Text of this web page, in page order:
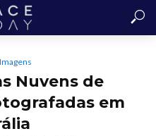
Imagens
Nuvens de
em